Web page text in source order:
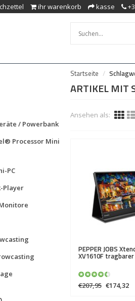
ihr warenkorb kasse
/ Powerbank
Processor Mini
PC
Player
Startseite
ARTIKEL MIT
Ansehen als:
PEPPER JOBS
XV1610F
€207,95 €174,32